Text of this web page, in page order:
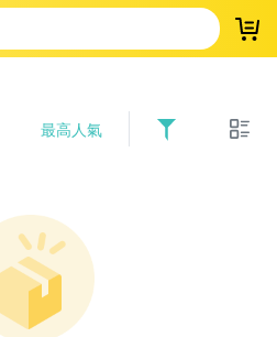
登
最高人氣